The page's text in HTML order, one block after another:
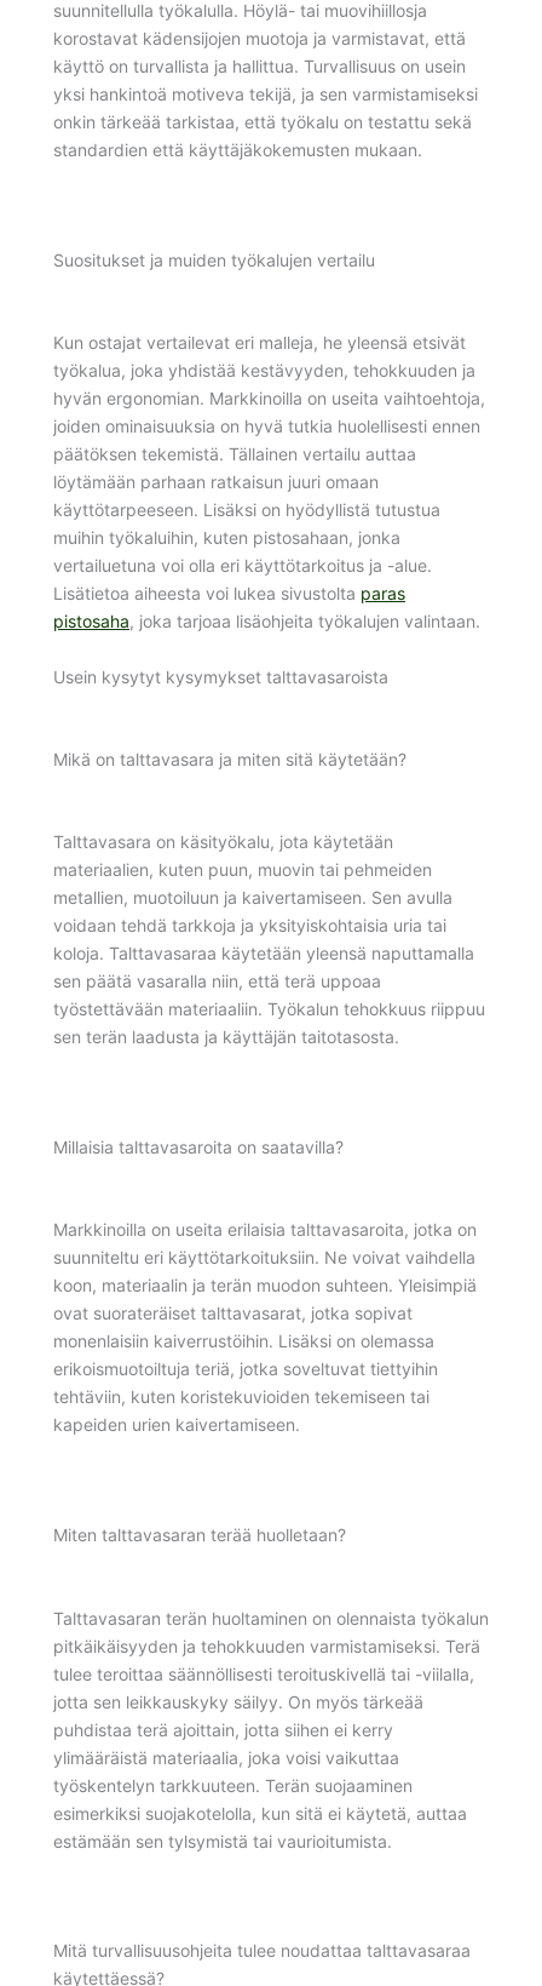
suunnitellulla työkalulla. Höylä- tai muovihiillosja
korostavat kädensijojen muotoja ja varmistavat, että
käyttö on turvallista ja hallittua. Turvallisuus on usein
yksi hankintoä motiveva tekijä, ja sen varmistamiseksi
onkin tärkeää tarkistaa, että työkalu on testattu sekä
standardien että käyttäjäkokemusten mukaan.
Suositukset ja muiden työkalujen vertailu
Kun ostajat vertailevat eri malleja, he yleensä etsivät
työkalua, joka yhdistää kestävyyden, tehokkuuden ja
hyvän ergonomian. Markkinoilla on useita vaihtoehtoja,
joiden ominaisuuksia on hyvä tutkia huolellisesti ennen
päätöksen tekemistä. Tällainen vertailu auttaa
löytämään parhaan ratkaisun juuri omaan
käyttötarpeeseen. Lisäksi on hyödyllistä tutustua
muihin työkaluihin, kuten pistosahaan, jonka
vertailuetuna voi olla eri käyttötarkoitus ja -alue.
Lisätietoa aiheesta voi lukea sivustolta paras
pistosaha, joka tarjoaa lisäohjeita työkalujen valintaan.
Usein kysytyt kysymykset talttavasaroista
Mikä on talttavasara ja miten sitä käytetään?
Talttavasara on käsityökalu, jota käytetään
materiaalien, kuten puun, muovin tai pehmeiden
metallien, muotoiluun ja kaivertamiseen. Sen avulla
voidaan tehdä tarkkoja ja yksityiskohtaisia uria tai
koloja. Talttavasaraa käytetään yleensä naputtamalla
sen päätä vasaralla niin, että terä uppoaa
työstettävään materiaaliin. Työkalun tehokkuus riippuu
sen terän laadusta ja käyttäjän taitotasosta.
Millaisia talttavasaroita on saatavilla?
Markkinoilla on useita erilaisia talttavasaroita, jotka on
suunniteltu eri käyttötarkoituksiin. Ne voivat vaihdella
koon, materiaalin ja terän muodon suhteen. Yleisimpiä
ovat suorateräiset talttavasarat, jotka sopivat
monenlaisiin kaiverrustöihin. Lisäksi on olemassa
erikoismuotoiltuja teriä, jotka soveltuvat tiettyihin
tehtäviin, kuten koristekuvioiden tekemiseen tai
kapeiden urien kaivertamiseen.
Miten talttavasaran terää huolletaan?
Talttavasaran terän huoltaminen on olennaista työkalun
pitkäikäisyyden ja tehokkuuden varmistamiseksi. Terä
tulee teroittaa säännöllisesti teroituskivellä tai -viilalla,
jotta sen leikkauskyky säilyy. On myös tärkeää
puhdistaa terä ajoittain, jotta siihen ei kerry
ylimääräistä materiaalia, joka voisi vaikuttaa
työskentelyn tarkkuuteen. Terän suojaaminen
esimerkiksi suojakotelolla, kun sitä ei käytetä, auttaa
estämään sen tylsymistä tai vaurioitumista.
Mitä turvallisuusohjeita tulee noudattaa talttavasaraa
käytettäessä?